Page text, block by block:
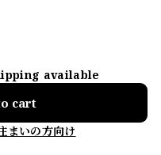
available
cart
まいの方向け